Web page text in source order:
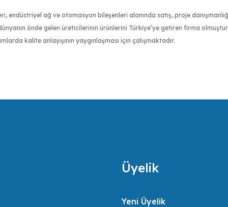
MOXA
One 100BaseFx multi mode Ethernet with SC connector module
endüstriyel ağ ve otomasyon bileşenleri alanında satış, proje
önde gelen üreticilerinin ürünlerini Türkiye’ye getiren firma
kalite anlayışının yaygınlaşması için çalışmaktadır.
Üyelik
Yeni Üyelik